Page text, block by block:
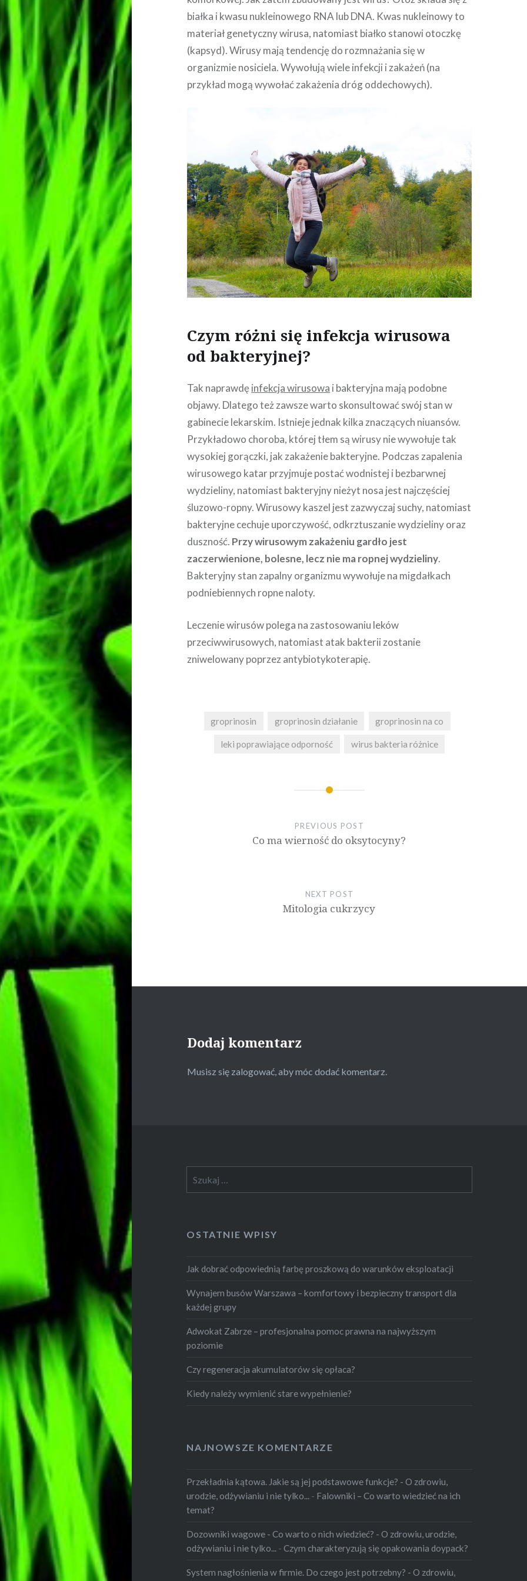
białka i kwasu nukleinowego RNA lub DNA. Kwas nukleinowy to
materiał genetyczny wirusa, natomiast białko stanowi otoczkę
(kapsyd). Wirusy mają tendencję do rozmnażania się w
organizmie nosiciela. Wywołują wiele infekcji i zakażeń (na
przykład mogą wywołać zakażenia dróg oddechowych).
Czym różni się infekcja wirusowa
od bakteryjnej?
Tak naprawdęinfekcja wirusowa i bakteryjna mają podobne
objawy. Dlatego też zawsze warto skonsultować swój stan w
gabinecie lekarskim. Istnieje jednak kilka znaczących niuansów.
Przykładowo choroba, której tłem są wirusy nie wywołuje tak
wysokiej gorączki, jak zakażenie bakteryjne. Podczas zapalenia
wirusowego katar przyjmuje postać wodnistej i bezbarwnej
wydzieliny, natomiast bakteryjny nieżyt nosa jest najczęściej
śluzowo-ropny. Wirusowy kaszel jest zazwyczaj suchy, natomiast
bakteryjne cechuje uporczywość, odkrztuszanie wydzieliny oraz
duszność. Przy wirusowym zakażeniu gardło jest
zaczerwienione, bolesne, lecz nie ma ropnej wydzieliny.
Bakteryjny stan zapalny organizmu wywołuje na migdałkach
podniebiennych ropne naloty.
Leczenie wirusów polega na zastosowaniu leków
przeciwwirusowych, natomiast atak bakterii zostanie
zniwelowany poprzez antybiotykoterapię.
groprinosin groprinosin działanie groprinosin na co
leki poprawiające odporność wirus bakteria różnice
wpisu
PREVIOUS POST
Co ma wierność do oksytocyny?
NEXT POST
Mitologia cukrzycy
Dodaj komentarz
Musisz się zalogować , aby móc dodać komentarz.
OSTATNIE WPISY
Jak dobrać odpowiednią farbę proszkową do warunków eksploatacji
Wynajem busów Warszawa – komfortowy i bezpieczny transport dla
każdej grupy
Adwokat Zabrze – profesjonalna pomoc prawna na najwyższym
poziomie
Czy regeneracja akumulatorów się opłaca?
Kiedy należy wymienić stare wypełnienie?
NAJNOWSZE KOMENTARZE
Przekładnia kątowa. Jakie są jej podstawowe funkcje? - O zdrowiu,
urodzie, odżywianiu i nie tylko... - Falowniki – Co warto wiedzieć na ich
temat?
Dozowniki wagowe - Co warto o nich wiedzieć? - O zdrowiu, urodzie,
odżywianiu i nie tylko... -Czym charakteryzują się opakowania doypack?
System nagłośnienia w firmie. Do czego jest potrzebny? - O zdrowiu,